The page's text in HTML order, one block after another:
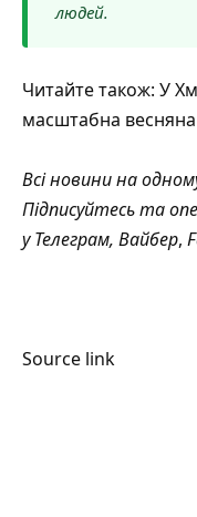
людей.
Читайте також: У
масштабна
Всі новини на
Підписуйтесь та
уТелеграм, Вайбер,
Source link